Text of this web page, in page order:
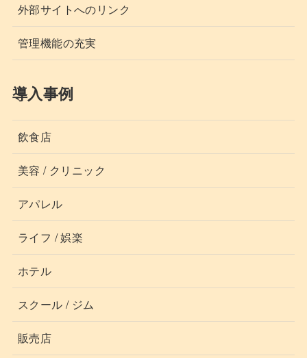
外部サイトへのリンク
管理機能の充実
導入事例
飲食店
美容 / クリニック
アパレル
ライフ / 娯楽
ホテル
スクール / ジム
販売店